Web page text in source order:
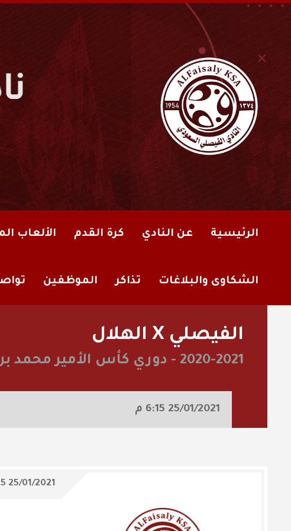
الرئيسية عن النادي كرة القدم الألعاب
الشكاوى والبلاغات تذاكر الموظفين
الفيصلي X الهلال
2020-2021
- دوري كأس الأمير محمد
25/01/2021
25/01/2021